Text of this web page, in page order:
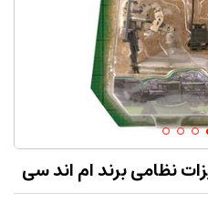
نظامی برند ام اند سی